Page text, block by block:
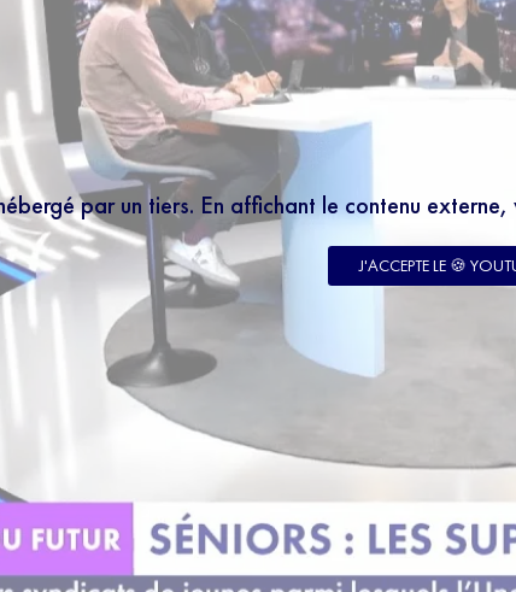
par un tiers. En affichant le contenu
J'ACCEPTE LE 🍪
NEWSLETTER
Inscrivez-vous à notre newsletter 100% éducation et
les mercredis le meilleur des programmes SQOOL TV en
5 minutes.
En renseignant votre email, vous acceptez de recevoir
régulièrement notre newsletter par courrier électronique et vous
connaissance de notre politique de confidentialité. Vous pouvez
moment vous désabonner avec le bouton de désinscription qui
bas de chaque mail reçu.